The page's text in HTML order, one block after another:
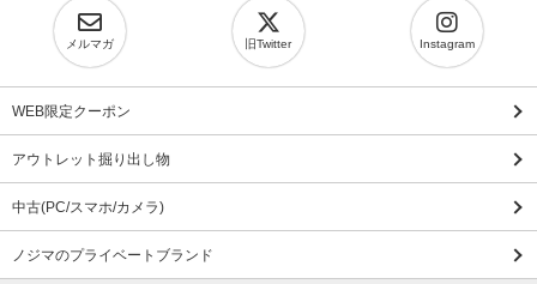
メルマガ 旧Twitter Instagram
WEB限定クーポン
アウトレット掘り出し物
中古(PC/スマホ/カメラ)
ノジマのプライベートブランド